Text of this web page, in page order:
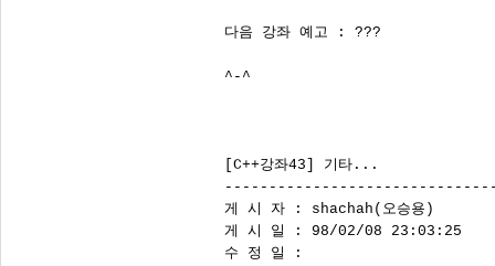
다음 강좌 예고 : ???
^-^
[C++강좌43] 기타...
게 시 자 : shachah(오승용)
게 시 일 : 98/02/08 23:03:25
수 정 일 :